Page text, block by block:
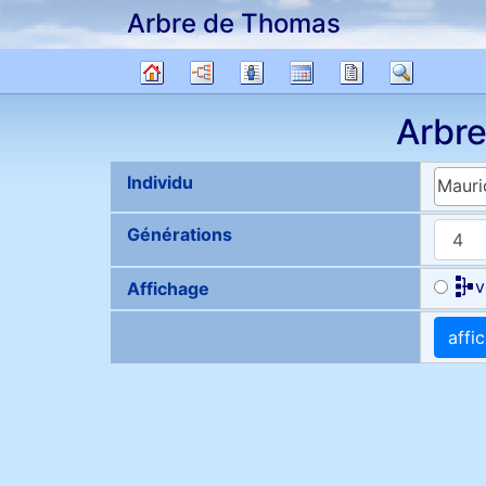
Passer au contenu
Arbre de Thomas
Diagrammes
Listes CalendrierRapports
Individu
Générations
Affichage